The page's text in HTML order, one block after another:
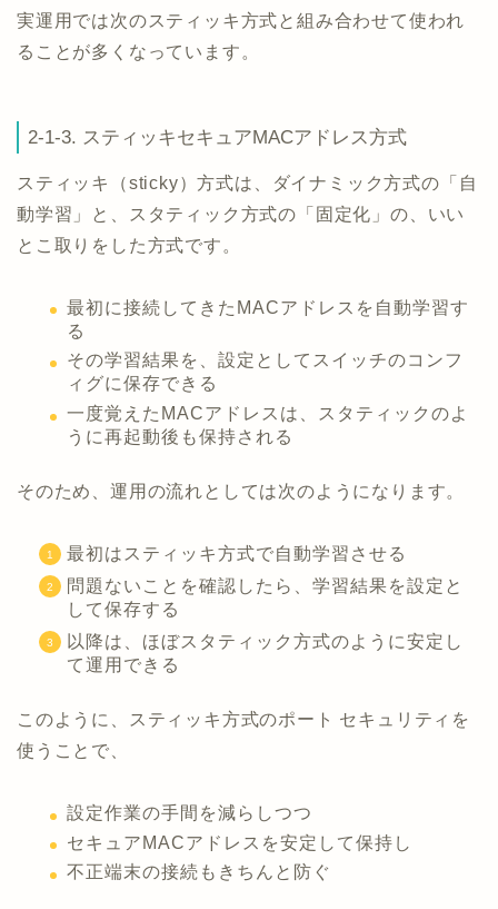
実運用では次のスティッキ方式と組み合わせて使われ
ることが多くなっています。
2-1-3. スティッキセキュアMACアドレス方式
スティッキ（sticky）方式は、ダイナミック方式の「自
動学習」と、スタティック方式の「固定化」の、いい
とこ取りをした方式です。
最初に接続してきたMACアドレスを自動学習す
る
その学習結果を、設定としてスイッチのコンフ
ィグに保存できる
一度覚えたMACアドレスは、スタティックのよ
うに再起動後も保持される
そのため、運用の流れとしては次のようになります。
最初はスティッキ方式で自動学習させる
問題ないことを確認したら、学習結果を設定と
して保存する
以降は、ほぼスタティック方式のように安定し
て運用できる
このように、スティッキ方式のポート セキュリティを
使うことで、
設定作業の手間を減らしつつ
セキュアMACアドレスを安定して保持し
不正端末の接続もきちんと防ぐ